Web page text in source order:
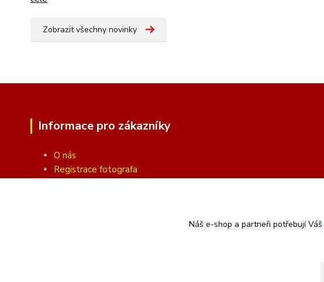
Zobrazit všechny novinky
Informace pro zákazníky
O nás
Registrace fotografa
Náš e-shop a partneři potřebují Váš